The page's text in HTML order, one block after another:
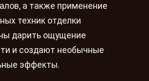
а также применение
техник отделки
дарить ощущение
и создают необычные
эффекты.